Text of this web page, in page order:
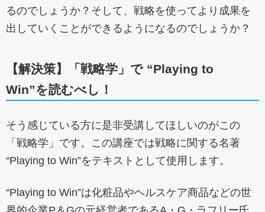
るのでしょうか？そして、戦略を使ってより成果を
出していくことができるようになるのでしょうか？
【解決策】「戦略学」で “Playing to
Win”を読むべし！
そう感じている方に是非受講してほしいのがこの
「戦略学」です。この講座では戦略に関する名著
“Playing to Win”をテキストとして使用します。
“Playing to Win”は化粧品やヘルスケア商品などの世